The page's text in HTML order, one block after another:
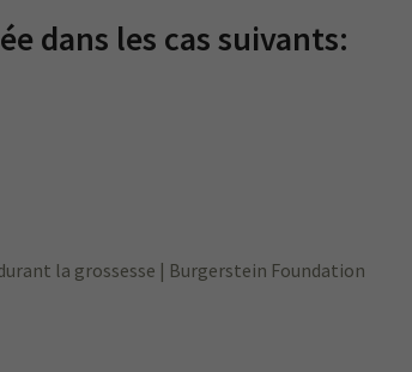
dans les cas suivants:
la grossesse | Burgerstein Foundation